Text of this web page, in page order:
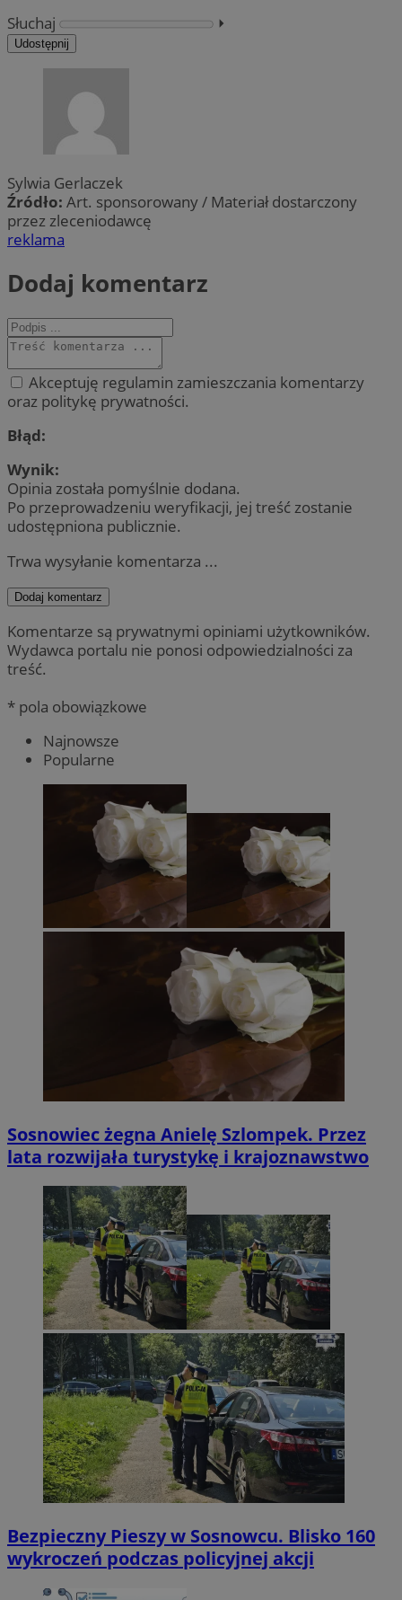
Słuchaj
⏵︎
Udostępnij
Sylwia Gerlaczek
Źródło: Art. sponsorowany / Materiał dostarczony
przez zleceniodawcę
reklama
Dodaj komentarz
Akceptuję regulamin zamieszczania komentarzy
oraz politykę prywatności.
Błąd:
Wynik:
Opinia została pomyślnie dodana.
Po przeprowadzeniu weryfikacji, jej treść zostanie
udostępniona publicznie.
Trwa wysyłanie komentarza ...
Dodaj komentarz
Komentarze są prywatnymi opiniami użytkowników.
Wydawca portalu nie ponosi odpowiedzialności za
treść.
* pola obowiązkowe
Najnowsze
Popularne
Sosnowiec żegna Anielę Szlompek. Przez
lata rozwijała turystykę i krajoznawstwo
Bezpieczny Pieszy w Sosnowcu. Blisko 160
wykroczeń podczas policyjnej akcji